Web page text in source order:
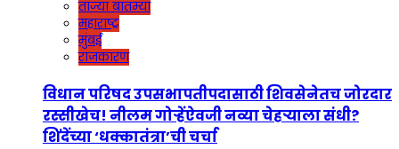
ताज्या बातम्या
महाराष्ट्र
मुंबई
राजकारण
विधान परिषद उपसभापतीपदासाठी शिवसेनेतच जोरदार
रस्सीखेच! नीलम गोऱ्हेंऐवजी नव्या चेहऱ्याला संधी?
शिंदेंच्या ‘धक्कातंत्रा’ची चर्चा